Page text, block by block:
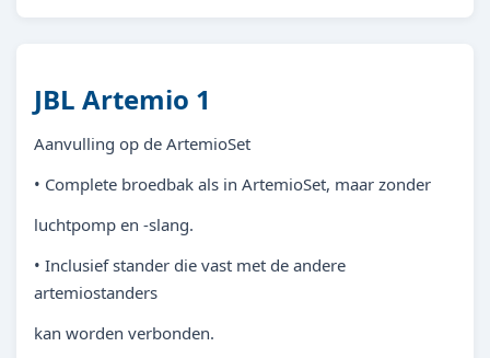
JBL Artemio 1
Aanvulling op de ArtemioSet
• Complete broedbak als in ArtemioSet, maar zonder
luchtpomp en -slang.
• Inclusief stander die vast met de andere
artemiostanders
kan worden verbonden.